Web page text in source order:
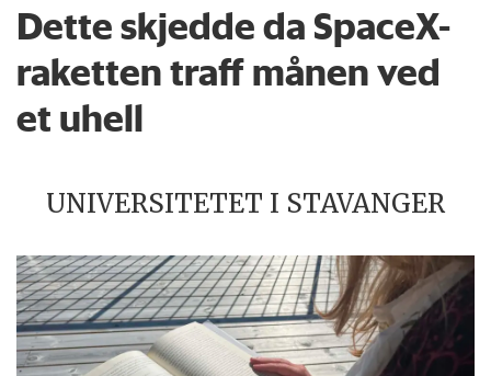
Dette skjedde da SpaceX-
raketten traff månen ved
et uhell
UNIVERSITETET I STAVANGER